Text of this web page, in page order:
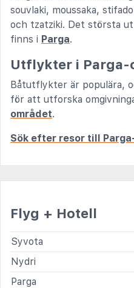
souvlaki, moussaka,
och tzatziki. Det största
finns i Parga.
Utflykter i Parga-
Båtutflykter är populära,
för att utforska
området.
Sök efter resor till
Flyg + Hotell
Syvota
Nydri
Parga